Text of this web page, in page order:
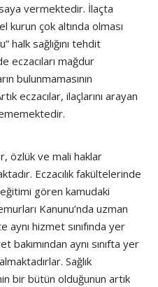
vermektedir. İlaçta
kurun çok altında olması
halk sağlığını tehdit
eczacıları mağdur
bulunmamasının
eczacılar, ilaçlarını arayan
özlük ve mali haklar
Eczacılık fakültelerinde
gören kamudaki
Kanunu’nda uzman
hizmet sınıfında yer
bakımından aynı sınıfta yer
Sağlık
bir bütün olduğunun artık